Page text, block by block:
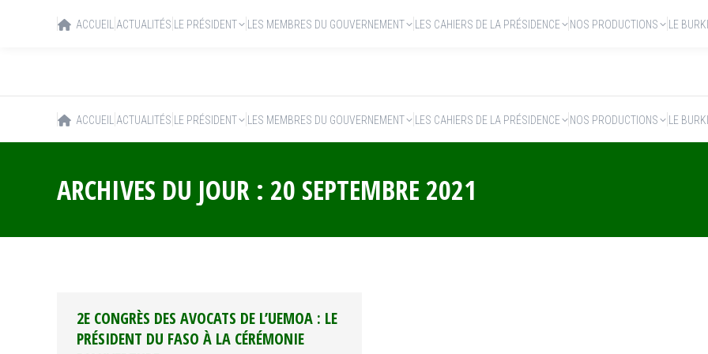
ACCUEIL ACTUALITÉS LE PRÉSIDENT LES MEMBRES DU GOUVERNEMENT LES CAHIERS DE LA PRÉSIDENCE NOS PRODUCTIONS LE
ARCHIVES DU JOUR : 20 SEPTEMBRE 2021
2E CONGRÈS DES AVOCATS DE L’UEMOA : LE
PRÉSIDENT DU FASO À LA CÉRÉMONIE
ACCUEIL ACTUALITÉS LE PRÉSIDENT LES MEMBRES DU GOUVERNEMENT LES CAHIERS DE LA PRÉSIDENCE NOS PRODUCTIONS LE